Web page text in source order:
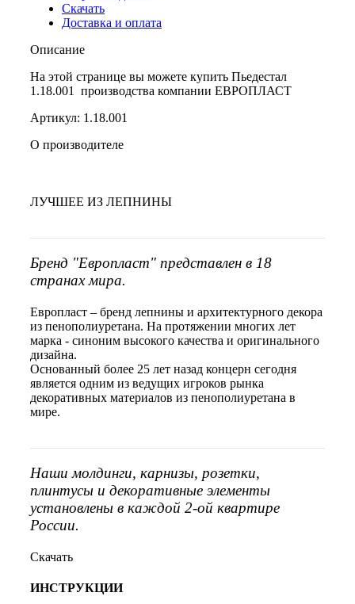
Скачать
Доставка и оплата
Описание
На этой странице вы можете купить Пьедестал
1.18.001 производства компании ЕВРОПЛАСТ
Артикул: 1.18.001
О производителе
ЛУЧШЕЕ ИЗ ЛЕПНИНЫ
Бренд "Европласт" представлен в 18
странах мира.
Европласт – бренд лепнины и архитектурного декора
из пенополиуретана. На протяжении многих лет
марка - синоним высокого качества и оригинального
дизайна.
Основанный более 25 лет назад концерн сегодня
является одним из ведущих игроков рынка
декоративных материалов из пенополиуретана в
мире.
Наши молдинги, карнизы, розетки,
плинтусы и декоративные элементы
установлены в каждой 2-ой квартире
России.
Скачать
ИНСТРУКЦИИ